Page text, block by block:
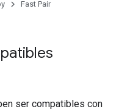
Fast Pair
ser compatibles con